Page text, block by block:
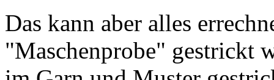
Das kann aber alles
"Maschenprobe" gestrickt